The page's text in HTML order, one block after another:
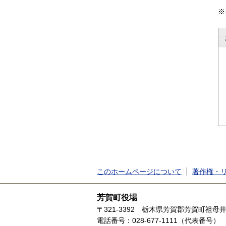
※
このホームページについて 著作権・
芳賀町役場
〒321-3392
栃木県芳賀郡芳賀町祖母
電話番号：028-677-1111（代表番号）